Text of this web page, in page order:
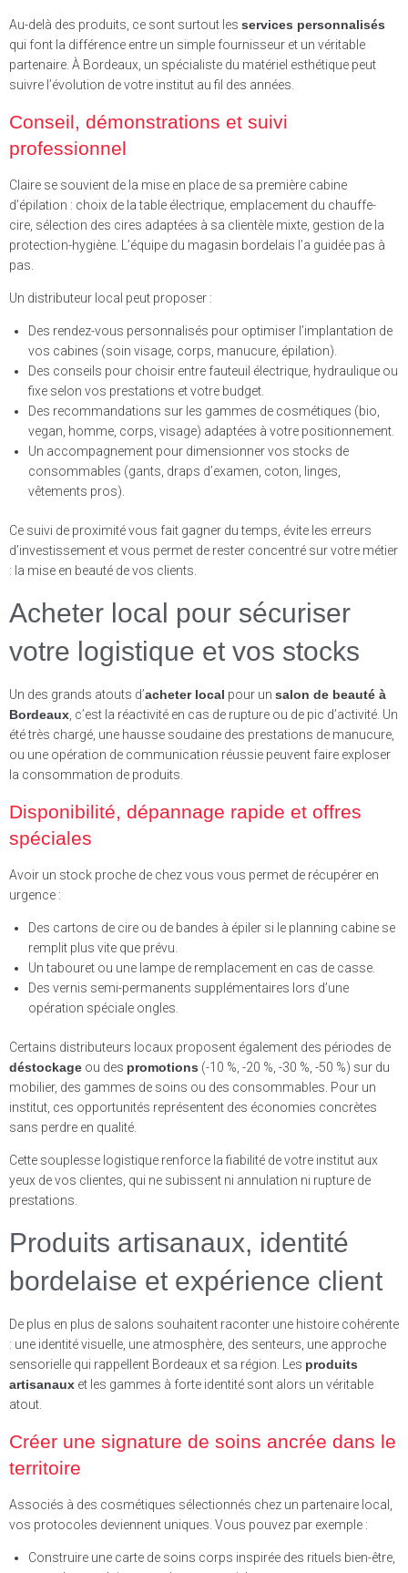
Au-delà des produits, ce sont surtout les services personnalisés
qui font la différence entre un simple fournisseur et un véritable
partenaire. À Bordeaux, un spécialiste du matériel esthétique peut
suivre l’évolution de votre institut au fil des années.
Conseil, démonstrations et suivi
professionnel
Claire se souvient de la mise en place de sa première cabine
d’épilation : choix de la table électrique, emplacement du chauffe-
cire, sélection des cires adaptées à sa clientèle mixte, gestion de la
protection-hygiène. L’équipe du magasin bordelais l’a guidée pas à
pas.
Un distributeur local peut proposer :
Des rendez-vous personnalisés pour optimiser l’implantation de
vos cabines (soin visage, corps, manucure, épilation).
Des conseils pour choisir entre fauteuil électrique, hydraulique ou
fixe selon vos prestations et votre budget.
Des recommandations sur les gammes de cosmétiques (bio,
vegan, homme, corps, visage) adaptées à votre positionnement.
Un accompagnement pour dimensionner vos stocks de
consommables (gants, draps d’examen, coton, linges,
vêtements pros).
Ce suivi de proximité vous fait gagner du temps, évite les erreurs
d’investissement et vous permet de rester concentré sur votre métier
: la mise en beauté de vos clients.
Acheter local pour sécuriser
votre logistique et vos stocks
Un des grands atouts d’acheter local pour un salon de beauté à
Bordeaux , c’est la réactivité en cas de rupture ou de pic d’activité. Un
été très chargé, une hausse soudaine des prestations de manucure,
ou une opération de communication réussie peuvent faire exploser
la consommation de produits.
Disponibilité, dépannage rapide et offres
spéciales
Avoir un stock proche de chez vous vous permet de récupérer en
urgence :
Des cartons de cire ou de bandes à épiler si le planning cabine se
remplit plus vite que prévu.
Un tabouret ou une lampe de remplacement en cas de casse.
Des vernis semi-permanents supplémentaires lors d’une
opération spéciale ongles.
Certains distributeurs locaux proposent également des périodes de
déstockage ou des promotions (-10 %, -20 %, -30 %, -50 %) sur du
mobilier, des gammes de soins ou des consommables. Pour un
institut, ces opportunités représentent des économies concrètes
sans perdre en qualité.
Cette souplesse logistique renforce la fiabilité de votre institut aux
yeux de vos clientes, qui ne subissent ni annulation ni rupture de
prestations.
Produits artisanaux, identité
bordelaise et expérience client
De plus en plus de salons souhaitent raconter une histoire cohérente
: une identité visuelle, une atmosphère, des senteurs, une approche
sensorielle qui rappellent Bordeaux et sa région. Les produits
artisanaux et les gammes à forte identité sont alors un véritable
atout.
Créer une signature de soins ancrée dans le
territoire
Associés à des cosmétiques sélectionnés chez un partenaire local,
vos protocoles deviennent uniques. Vous pouvez par exemple :
Construire une carte de soins corps inspirée des rituels bien-être,